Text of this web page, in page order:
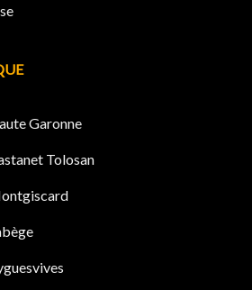
Garonne
Tolosan